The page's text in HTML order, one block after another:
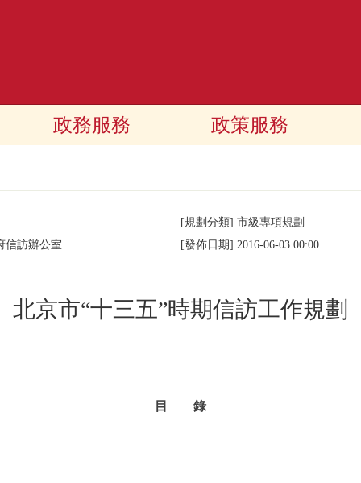
政務服務 政策服務
[規劃分類] 市級專項規劃
信訪辦公室 [發佈日期] 2016-06-03 00:00
北京市“十三五”時期信訪工作規劃
目 錄